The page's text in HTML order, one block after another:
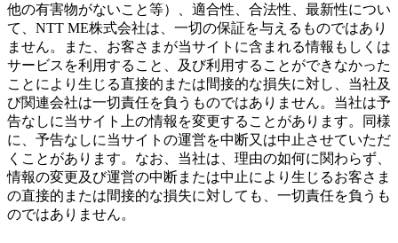
他の有害物がないこと等）、適合性、合法性、最新性につい
て、NTT ME株式会社は、一切の保証を与えるものではあり
ません。また、お客さまが当サイトに含まれる情報もしくは
サービスを利用すること、及び利用することができなかった
ことにより生じる直接的または間接的な損失に対し、当社及
び関連会社は一切責任を負うものではありません。当社は予
告なしに当サイト上の情報を変更することがあります。同様
に、予告なしに当サイトの運営を中断又は中止させていただ
くことがあります。なお、当社は、理由の如何に関わらず、
情報の変更及び運営の中断または中止により生じるお客さま
の直接的または間接的な損失に対しても、一切責任を負うも
のではありません。